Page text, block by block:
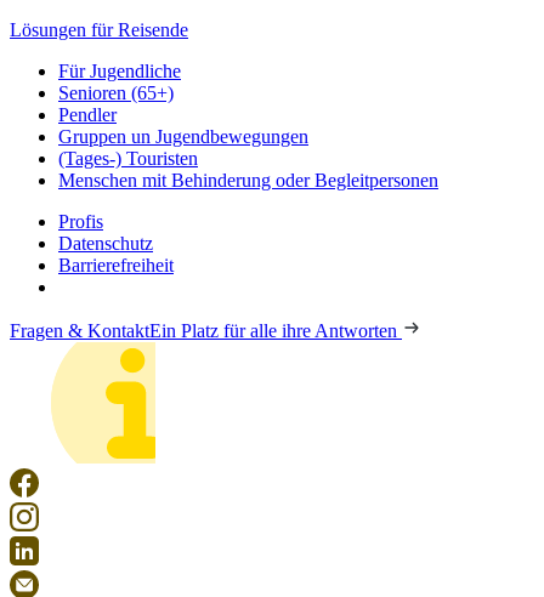
Lösungen für Reisende
Für Jugendliche
Senioren (65+)
Pendler
Gruppen un Jugendbewegungen
(Tages-) Touristen
Menschen mit Behinderung oder Begleitpersonen
Profis
Datenschutz
Barrierefreiheit
Fragen & KontaktEin Platz für alle ihre Antworten